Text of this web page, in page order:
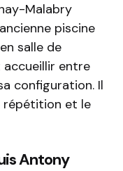
Malabry
piscine
salle de
entre
configuration. Il
répétition et le
Antony